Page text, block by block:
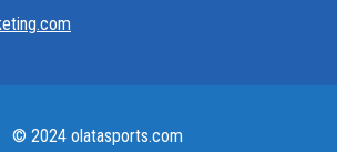
© 2024 olatasports.com